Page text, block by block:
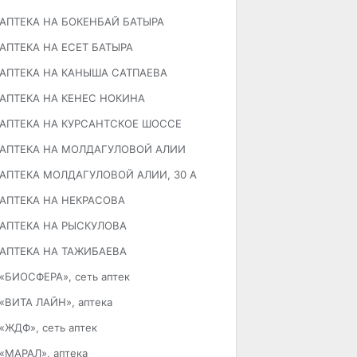
АПТЕКА НА БОКЕНБАЙ БАТЫРА
АПТЕКА НА ЕСЕТ БАТЫРА
АПТЕКА НА КАНЫША САТПАЕВА
АПТЕКА НА КЕНЕС НОКИНА
АПТЕКА НА КУРСАНТСКОЕ ШОССЕ
АПТЕКА НА МОЛДАГУЛОВОЙ АЛИИ
АПТЕКА МОЛДАГУЛОВОЙ АЛИИ, 30 А
АПТЕКА НА НЕКРАСОВА
АПТЕКА НА РЫСКУЛОВА
АПТЕКА НА ТАЖИБАЕВА
«БИОСФЕРА», сеть аптек
«ВИТА ЛАЙН», аптека
«ЖДФ», сеть аптек
«МАРАЛ», аптека